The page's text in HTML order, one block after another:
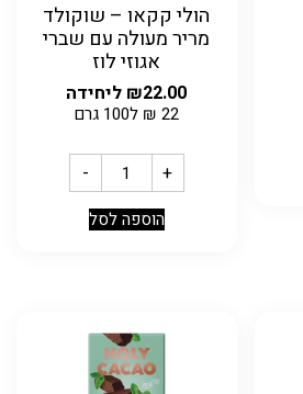
הולי קקאו – שוקולד
מריר מעולה עם שברי
אגוזי לוז
₪22.00 ליחידה
22
₪ ל100 גרם
- +
הוספה לסל